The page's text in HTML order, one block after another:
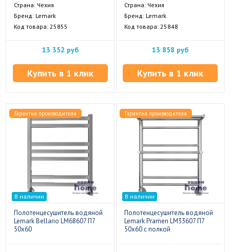
Страна: Чехия
Бренд: Lemark
Код товара: 25855
13 352 руб
Купить в 1 клик
Страна: Чехия
Бренд: Lemark
Код товара: 25848
13 858 руб
Купить в 1 клик
Гарантия производителя
В наличии
Полотенцесушитель водяной
Lemark Bellario LM68607 П7
50x60
Гарантия производителя
В наличии
Полотенцесушитель водяной
Lemark Pramen LM33607 П7
50x60 с полкой